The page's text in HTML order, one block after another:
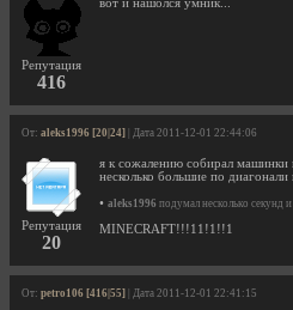
Репутация
416
От: aleks1996 [20|24] | Дата 2011-12-01 22:44:06
Репутация
20
я к сожалению собирал машинки
несколько большие по
• aleks1996 подумал несколько секунд
MINECRAFT!!!11!1!!1
От: petro106 [416|55] | Дата 2011-12-01 22:41:15